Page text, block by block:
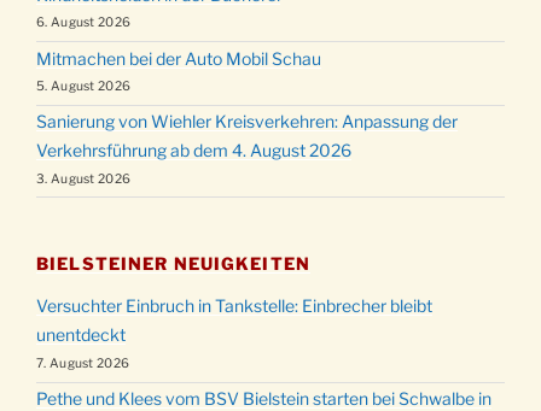
6. August 2026
Mitmachen bei der Auto Mobil Schau
5. August 2026
Sanierung von Wiehler Kreisverkehren: Anpassung der
Verkehrsführung ab dem 4. August 2026
3. August 2026
BIELSTEINER NEUIGKEITEN
Versuchter Einbruch in Tankstelle: Einbrecher bleibt
unentdeckt
7. August 2026
Pethe und Klees vom BSV Bielstein starten bei Schwalbe in